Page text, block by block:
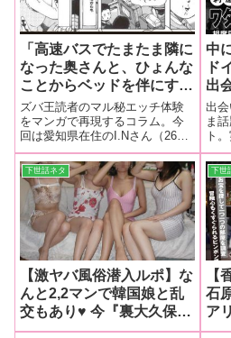
「高速バスでたまたま隣に
なった奥さんと、ひょんな
ことからベッドを伴にする
ことになりまして…♥」
（読者エロ体験投稿マンガ
再現報告）
ズバ王読者のマル秘エッチ体験
をマンガで再現するコラム。今
回は愛知県在住のI.Nさん（26
歳）が、旅先で体験した人妻と
の一夜を投稿♥
中
ド
出
い
ニ
ン
出
ま
ト
女
て
声
下世話ネタ
【激ヤバ風俗潜入ルポ】な
んと2,2マンで韓国娘と乱
交もあり♥ 今『裏大久保』
の会員制韓デリが熱いニ
下世
【
石
ア
城